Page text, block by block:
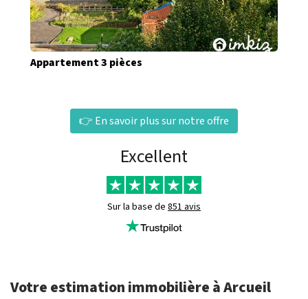
Appartement 3 pièces
👉 En savoir plus sur notre offre
Excellent
Sur la base de 851 avis
Votre estimation immobilière à Arcueil